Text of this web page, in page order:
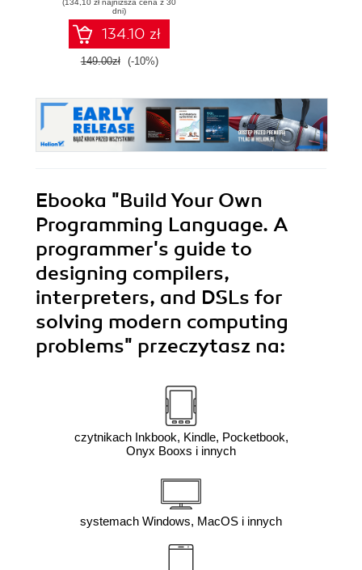
interpreters, and
DSLs for modern
computing
problems - Second
Edition
(134,10 zł najniższa cena z 30
dni)
134.10 zł
149.00zł (-10%)
Ebooka "Build Your Own
Programming Language. A
programmer's guide to
designing compilers,
interpreters, and DSLs for
solving modern computing
problems" przeczytasz na:
czytnikach Inkbook, Kindle, Pocketbook,
Onyx Booxs i innych
systemach Windows, MacOS i innych